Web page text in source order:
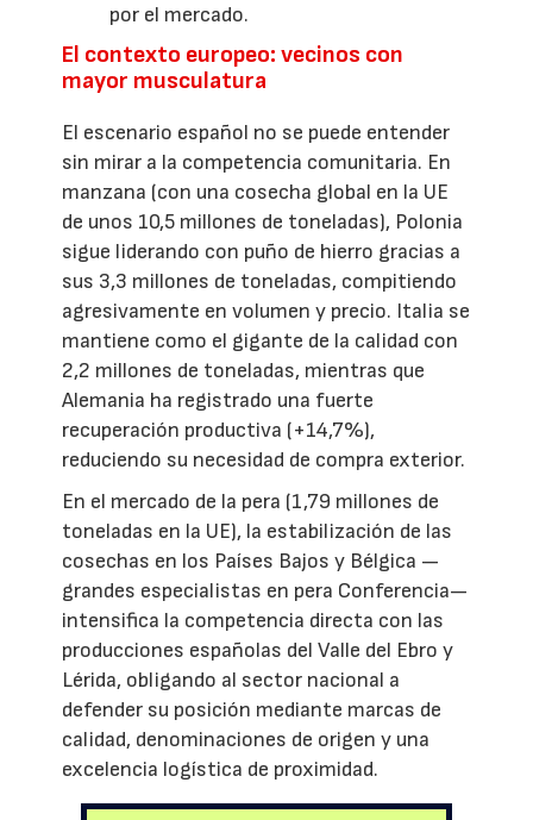
por el mercado.
El contexto europeo: vecinos con
mayor musculatura
El escenario español no se puede entender
sin mirar a la competencia comunitaria. En
manzana (con una cosecha global en la UE
de unos 10,5 millones de toneladas), Polonia
sigue liderando con puño de hierro gracias a
sus 3,3 millones de toneladas, compitiendo
agresivamente en volumen y precio. Italia se
mantiene como el gigante de la calidad con
2,2 millones de toneladas, mientras que
Alemania ha registrado una fuerte
recuperación productiva (+14,7%),
reduciendo su necesidad de compra exterior.
En el mercado de la pera (1,79 millones de
toneladas en la UE), la estabilización de las
cosechas en los Países Bajos y Bélgica —
grandes especialistas en pera Conferencia—
intensifica la competencia directa con las
producciones españolas del Valle del Ebro y
Lérida, obligando al sector nacional a
defender su posición mediante marcas de
calidad, denominaciones de origen y una
excelencia logística de proximidad.